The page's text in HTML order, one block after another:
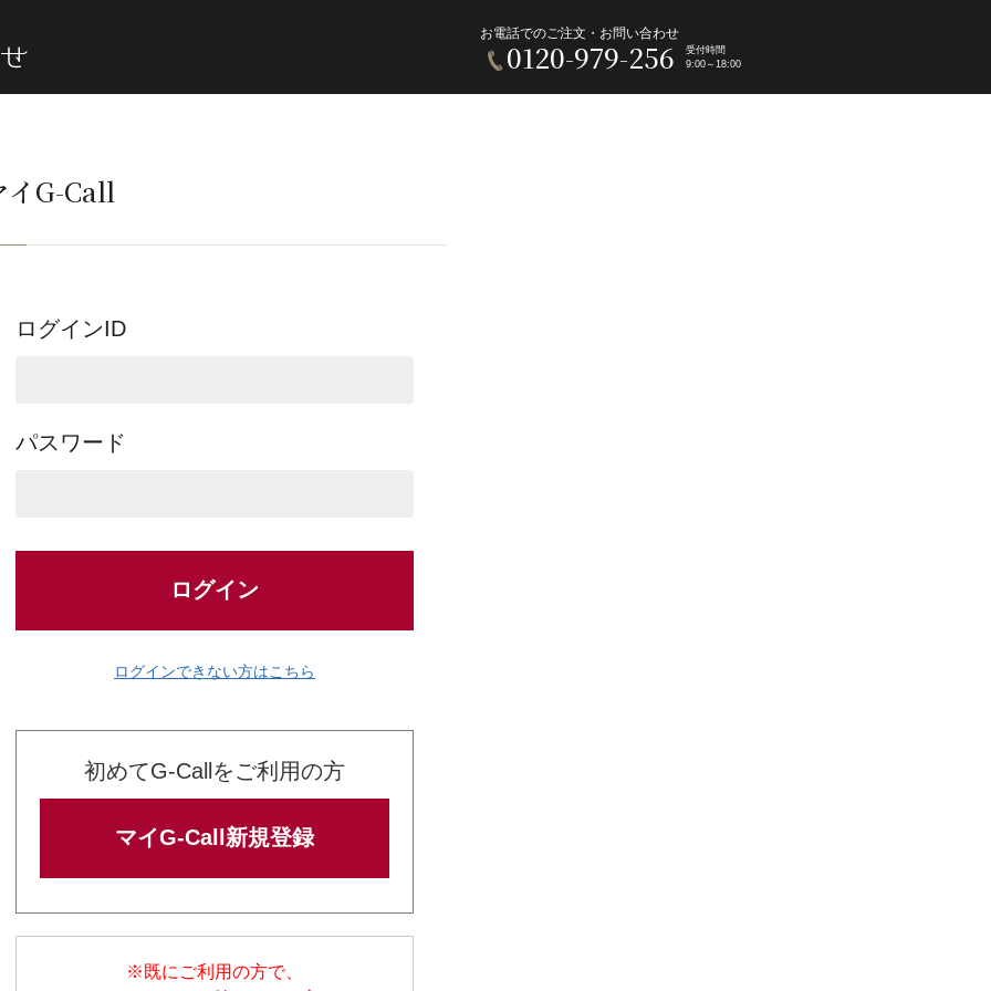
お電話でのご注文・お問い合わせ
0120-979-256
受付時間
9:00～18:00
イG-Call
ログインID
パスワード
ログイン
ログインできない方はこちら
初めてG-Callをご利用の方
マイG-Call新規登録
※既にご利用の方で、